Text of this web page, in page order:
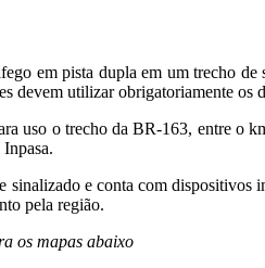
em pista dupla em um trecho
devem utilizar obrigatoriamente os
uso o trecho da BR-163, entre o
Inpasa.
sinalizado e conta com
pela região.
os mapas abaixo